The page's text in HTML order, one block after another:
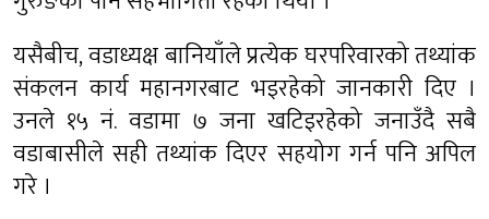
यसैबीच, वडाध्यक्ष बानियाँले प्रत्येक घरपरिवारको तथ्यांक
संकलन कार्य महानगरबाट भइरहेको जानकारी दिए ।
उनले १५ नं. वडामा ७ जना खटिइरहेको जनाउँदै सबै
वडाबासीले सही तथ्यांक दिएर सहयोग गर्न पनि अपिल
गरे ।